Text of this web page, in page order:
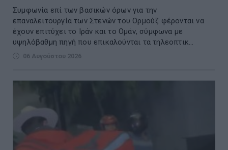
Συμφωνία επί των βασικών όρων για την
επαναλειτουργία των Στενών του Ορμούζ φέρονται να
έχουν επιτύχει το Ιράν και το Ομάν, σύμφωνα με
υψηλόβαθμη πηγή που επικαλούνται τα τηλεοπτικ...
06 Αυγούστου 2026